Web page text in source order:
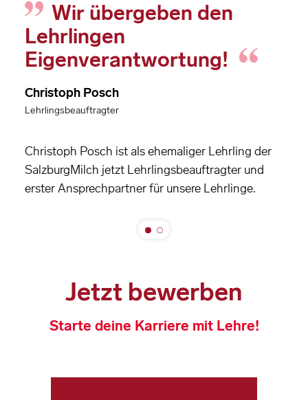
Wir übergeben den
Lehrlingen
Eigenverantwortung!
Christoph Posch
Lehrlingsbeauftragter
Christoph Posch ist als ehemaliger Lehrling der
SalzburgMilch jetzt Lehrlingsbeauftragter und
erster Ansprechpartner für unsere Lehrlinge.
Jetzt bewerben
Starte deine Karriere mit Lehre!